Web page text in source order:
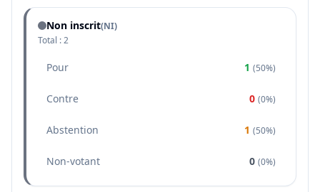
Non inscrit(NI)
Total :2
Pour 1 (50%)
Contre 0 (0%)
Abstention 1 (50%)
Non-votant 0 (0%)